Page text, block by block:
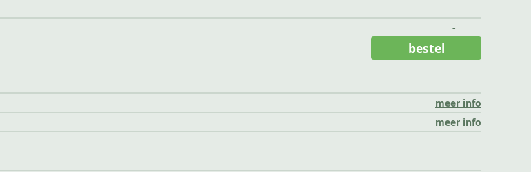
-
meer info
meer info
bestel